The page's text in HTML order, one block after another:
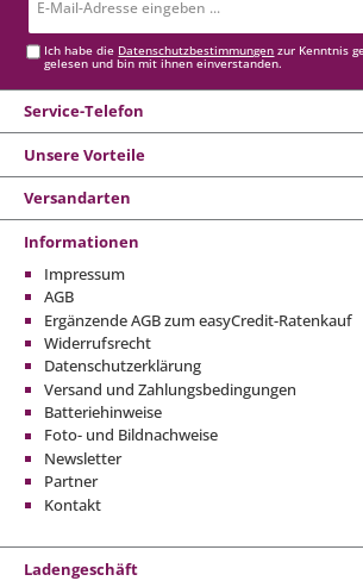
Mail-
Ich habe die Datenschutzbestimmungen zur Kenntnis
gelesen und bin mit ihnen einverstanden.
Service-Telefon
Unsere Vorteile
Versandarten
Informationen
Impressum
AGB
Ergänzende AGB zum easyCredit-Ratenkauf
Widerrufsrecht
Datenschutzerklärung
Versand und Zahlungsbedingungen
Batteriehinweise
Foto- und Bildnachweise
Newsletter
Partner
Kontakt
Ladengeschäft